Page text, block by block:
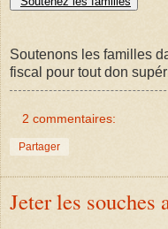
Soutenons les familles
fiscal pour tout don
2 commentaires:
Partager
Jeter les souches